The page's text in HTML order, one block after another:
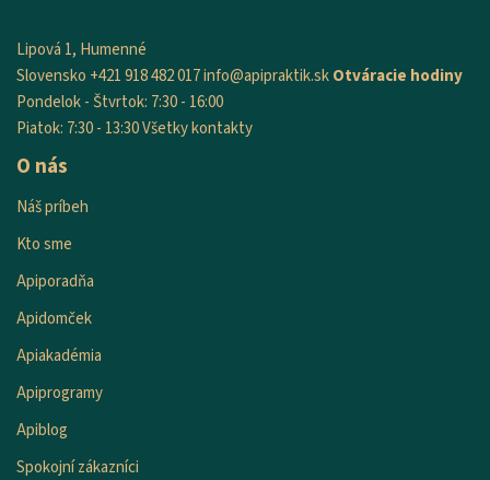
Lipová 1, Humenné
Slovensko +421 918 482 017info@apipraktik.skOtváracie hodiny
Pondelok - Štvrtok: 7:30 - 16:00
Piatok: 7:30 - 13:30Všetky kontakty
O nás
Náš príbeh
Kto sme
Apiporadňa
Apidomček
Apiakadémia
Apiprogramy
Apiblog
Spokojní zákazníci